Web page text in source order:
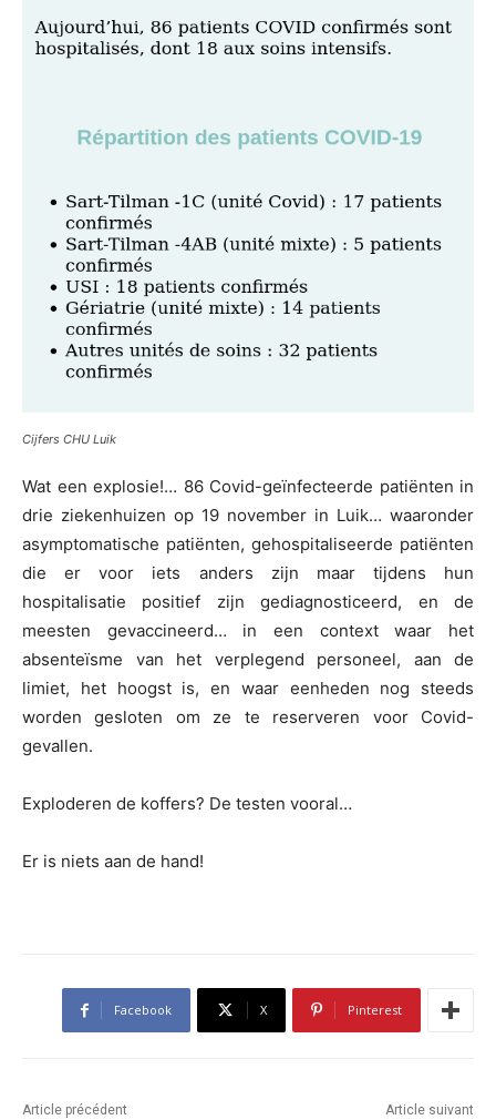
Cijfers CHU Luik
Wat een explosie!… 86 Covid-geïnfecteerde patiënten in
drie ziekenhuizen op 19 november in Luik… waaronder
asymptomatische patiënten, gehospitaliseerde patiënten
die er voor iets anders zijn maar tijdens hun
hospitalisatie positief zijn gediagnosticeerd, en de
meesten gevaccineerd… in een context waar het
absenteïsme van het verplegend personeel, aan de
limiet, het hoogst is, en waar eenheden nog steeds
worden gesloten om ze te reserveren voor Covid-
gevallen.
Exploderen de koffers? De testen vooral…
Er is niets aan de hand!
Facebook X Pinterest
Article précédent Article suivant